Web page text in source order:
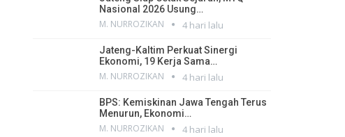
Nasional 2026 Usung…
M. NURROZIKAN 4 hari lalu
Jateng-Kaltim Perkuat Sinergi
Ekonomi, 19 Kerja Sama…
M. NURROZIKAN 4 hari lalu
BPS: Kemiskinan Jawa Tengah Terus
Menurun, Ekonomi…
M. NURROZIKAN 4 hari lalu